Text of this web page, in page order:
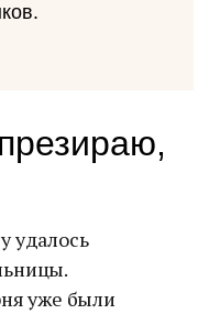
удалось
уже были